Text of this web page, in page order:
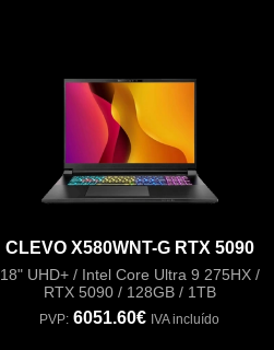
CLEVO X580WNT-G RTX 5090
18" UHD+ / Intel Core Ultra 9 275HX /
RTX 5090 / 128GB / 1TB
PVP: 6051.60€ IVA incluído